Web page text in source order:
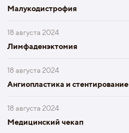
Малукодистрофия
18 августа 2024
Лимфаденэктомия
18 августа 2024
Ангиопластика и стентирование
18 августа 2024
Медицинский чекап